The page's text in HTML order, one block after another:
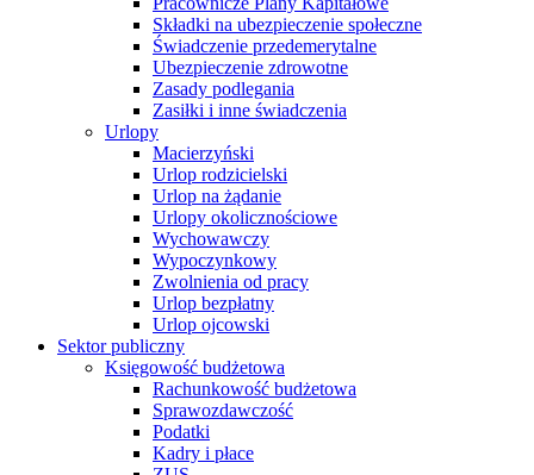
Składki na ubezpieczenie społeczne
Świadczenie przedemerytalne
Ubezpieczenie zdrowotne
Zasady podlegania
Zasiłki i inne świadczenia
Urlopy
Macierzyński
Urlop rodzicielski
Urlop na żądanie
Urlopy okolicznościowe
Wychowawczy
Wypoczynkowy
Zwolnienia od pracy
Urlop bezpłatny
Urlop ojcowski
Sektor publiczny
Księgowość budżetowa
Rachunkowość budżetowa
Sprawozdawczość
Podatki
Kadry i płace